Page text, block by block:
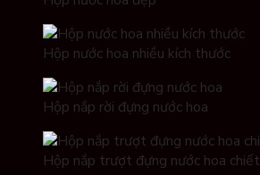
Hộp nước hoa nhiều kích thước
Hộp nắp rời đựng nước hoa
Hộp nắp trượt đựng nước hoa chiết